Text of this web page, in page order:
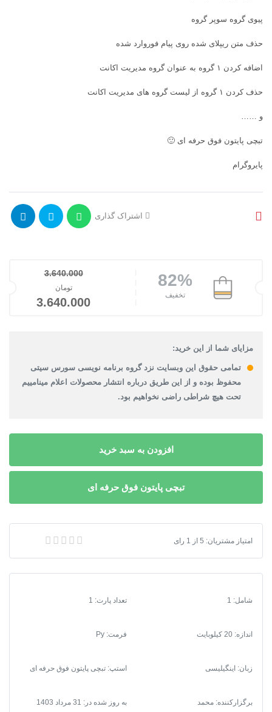
پیوی گروه سوپر گروه
حذف متن ریپلای شده روی پیام فوروارد شده
اضافه کردن ۱ گروه به عنوان گروه مدیریت اکانت
حذف کردن ۱ گروه از لیست گروه های مدیریت اکانت
و ……
تبچی پایتون فوق حرفه ای 🙂
پایروگرام
اشتراک گذاری
82%
تخفیف
3.640.000
قیمت اصلی:تومان
3.640.000قیمت
مزایای شما از این خرید:
تمامی حقوق این وبسایت نزد گروه برنامه نویسی سورس سیتی
محفوظ بوده و از این طریق درباره انتشار محصولات اعلام مینامییم
تحت هیچ شراطی راضی نخواهیم بود.
افزودن به سبد خرید
تبچی پایتون فوق حرفه ای
تبچی پایتون فوق پیشرفته پایروگرام
امتیاز مشتریان: 5 از 1 رای
شامل: 1 تعداد پارت: 1
اندازه: 20 کیلوبایت فرمت:
Py
زبان: اینگیلیسی استپ: تبچی پایتون فوق حرفه ای
برگزارکننده: محمد به روز شده در: 31 مرداد 1403